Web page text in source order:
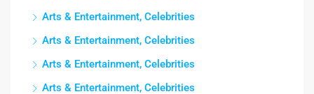
Arts & Entertainment, Celebrities
Arts & Entertainment, Celebrities
Arts & Entertainment, Celebrities
Arts & Entertainment, Celebrities